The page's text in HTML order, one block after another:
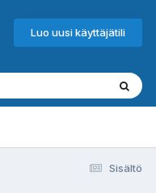
Luo uusi käyttäjätili
Sisältö